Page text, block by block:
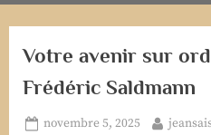
Votre avenir sur
Frédéric Saldmann
Posted
novembre 5, 2025 By